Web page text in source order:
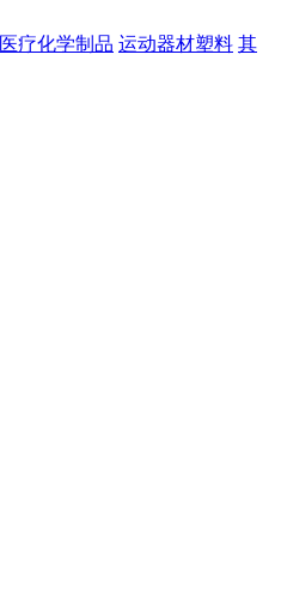
医疗化学制品 运动器材塑料 其